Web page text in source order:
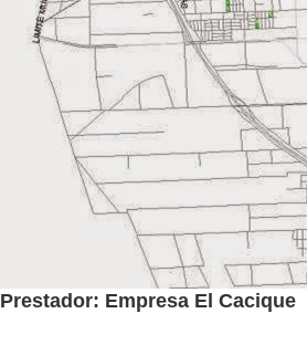
Prestador: Empresa El Cacique